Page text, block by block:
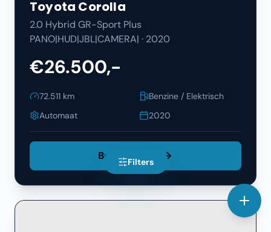
Toyota Corolla
2.0 Hybrid GR-Sport Plus
PANO|HUD|JBL|CAMERA| · 2020
€26.500,-
72.511 km
Benzine / Elektrisch
Automaat
2020
Bekijk Details
Filters